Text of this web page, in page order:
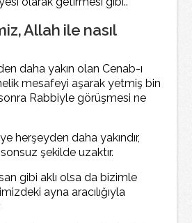
Allah ile nasıl
daha yakın olan Cenab-ı
mesafeyi aşarak yetmiş bin
Rabbiyle görüşmesi ne
herşeyden daha yakındır,
şekilde uzaktır.
gibi aklı olsa da bizimle
ayna aracılığıyla